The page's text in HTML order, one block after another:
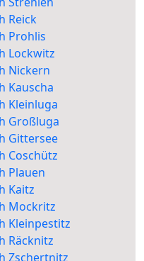
Reick
Prohlis
Lockwitz
Nickern
Kauscha
Kleinluga
Großluga
Gittersee
Coschütz
Plauen
Kaitz
Mockritz
Kleinpestitz
Räcknitz
Zschertnitz